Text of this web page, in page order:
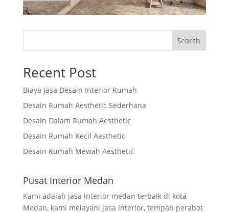
Search
Recent Post
Biaya Jasa Desain Interior Rumah
Desain Rumah Aesthetic Sederhana
Desain Dalam Rumah Aesthetic
Desain Rumah Kecil Aesthetic
Desain Rumah Mewah Aesthetic
Pusat Interior Medan
Kami adalah jasa interior medan terbaik di kota
Medan, kami melayani jasa interior, tempah perabot